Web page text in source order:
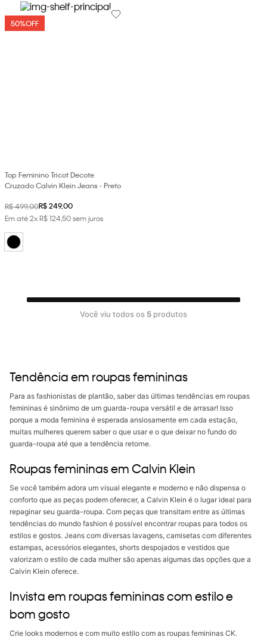
50%OFF
Top Feminino Tricot Decote
Cruzado Calvin Klein Jeans - Preto
R$499,00R$249,00
Em até2xR$124,50sem juros
Você viu todos os 5 produtos
Tendência em roupas femininas
Para as fashionistas de plantão, saber das últimas tendências em roupas
femininas é sinônimo de um guarda-roupa versátil e de arrasar! Isso
porque a moda feminina é esperada ansiosamente em cada estação,
muitas mulheres querem saber o que usar e o que deixar no fundo do
guarda-roupa até que a tendência retorne.
Roupas femininas em Calvin Klein
Se você também adora um visual elegante e moderno e não dispensa o
conforto que as peças podem oferecer, a Calvin Klein é o lugar ideal para
repaginar seu guarda-roupa. Com peças que transitam entre as últimas
tendências do mundo fashion é possível encontrar roupas para todos os
estilos e gostos. Jeans com diversas lavagens, camisetas com diferentes
estampas, acessórios elegantes, shorts despojados e vestidos que
valorizam o estilo de cada mulher são apenas algumas das opções que a
Calvin Klein oferece.
Invista em roupas femininas com estilo e
bom gosto
Crie looks modernos e com muito estilo com as roupas femininas CK.